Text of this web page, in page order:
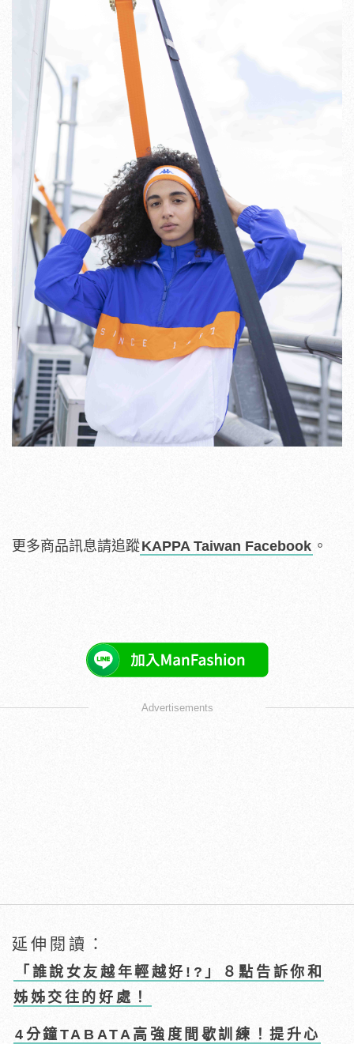
更多商品訊息請追蹤KAPPA Taiwan Facebook 。
Advertisements
延伸閱讀：
「誰說女友越年輕越好!?」８點告訴你和
姊姊交往的好處！
4分鐘TABATA高強度間歇訓練！提升心